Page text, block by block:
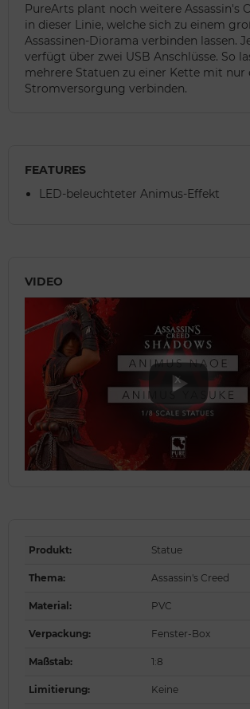
PureArts plant noch weitere Assassin's
in dieser Linie, welche sich zu einem
Assassinen-Diorama verbinden lassen.
verfügt über zwei USB Anschlüsse. So
mehrere Statuen zu einer Kette mit nur
Stromversorgung verbinden.
FEATURES
LED-beleuchteter Animus-Effekt
VIDEO
Produkt: Statue
Thema: Assassin's Creed
Material: PVC
Verpackung: Fenster-Box
Maßstab: 1:8
Limitierung: Keine